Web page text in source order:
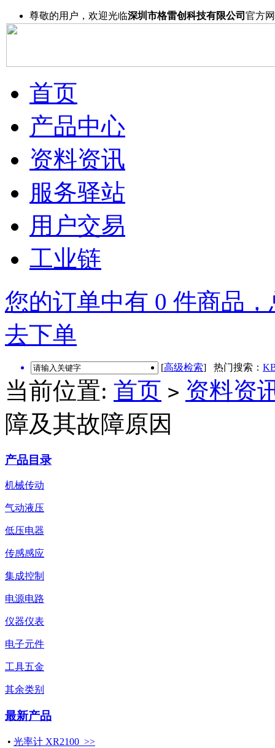
尊敬的用户，欢迎光临深圳市格雷创科技有限公司 官方
首页
产品中心
资料资讯
服务驿站
用户交易
工业链
您的订单中有 0 件商品
去下单
[高级检索] 热门搜索：
当前位置: 首页 > 资料资
障及其故障原因
产品目录
机械传动
气动液压
低压电器
传感感应
集成控制
电源电路
仪器仪表
电子元件
工具五金
其余类别
最新产品
• 光率计 XR2100 >>